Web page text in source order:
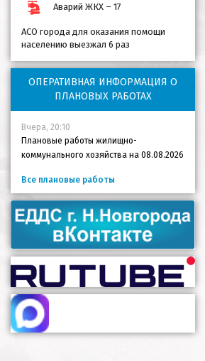
Аварий ЖКХ – 17
АСО города для оказания помощи
населению выезжал 6 раз
ОПЕРАТИВНАЯ ИНФОРМАЦИЯ О
ПЛАНОВЫХ РАБОТАХ
Вчера, 20:10
Плановые работы жилищно-
коммунального хозяйства на 08.08.2026
Все плановые работы